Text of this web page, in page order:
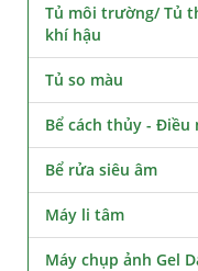
Tủ môi trường/ Tủ
khí hậu
Tủ so màu
Bể cách thủy - Điều
Bể rửa siêu âm
Máy li tâm
Máy chụp ảnh Gel